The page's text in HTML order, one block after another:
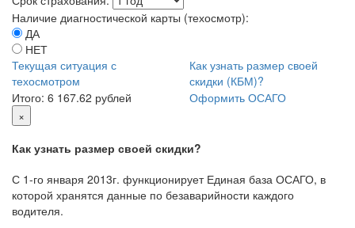
Наличие диагностической карты (техосмотр):
ДА
НЕТ
Текущая ситуация с
техосмотром
Как узнать размер своей
скидки (КБМ)?
Итого: 6 167.62 рублей
Оформить ОСАГО
×
Как узнать размер своей скидки?
С 1-го января 2013г. функционирует Единая база ОСАГО, в
которой хранятся данные по безаварийности каждого
водителя.